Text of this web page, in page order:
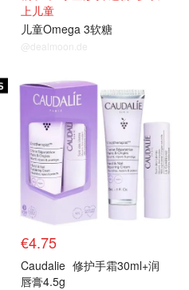
上儿童
儿童Omega 3软糖
@dealmoon.de
€4.75
Caudalie 修护手霜30ml+润
唇膏4.5g